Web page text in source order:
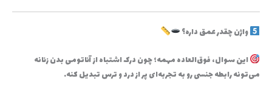
واژن چقدر عمق داره؟
این سوال، فوق‌العاده مهمه؛ چون درک اشتباه از آناتومی بدن زنانه
می‌تونه رابطه جنسی رو به تجربه‌ای پر از درد و ترس تبدیل کنه.